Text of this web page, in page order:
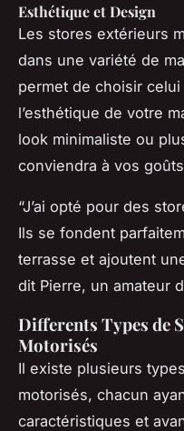
Esthétique et Design
Les stores extérieurs
dans une variété de
permet de choisir
l’esthétique de votre
look minimaliste ou
conviendra à vos
“J’ai opté pour des
Ils se fondent
terrasse et ajoutent
dit Pierre, un amateur
Differents Types de
Motorisés
Il existe plusieurs
motorisés, chacun
caractéristiques et